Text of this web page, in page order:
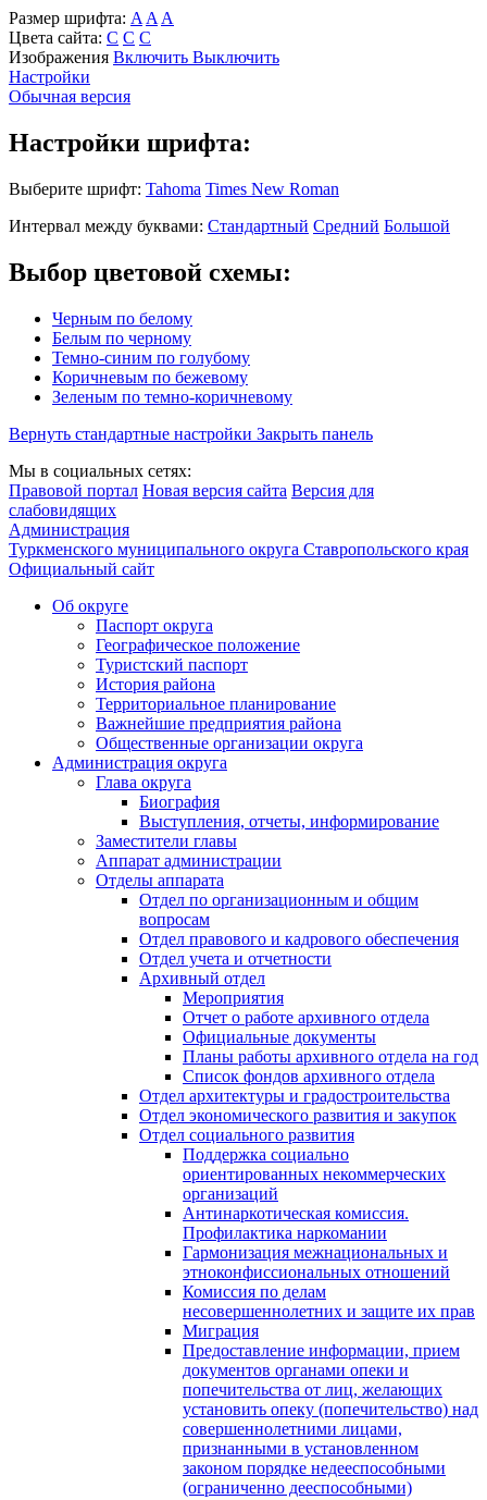
Размер шрифта: A A A
Цвета сайта: С С С
Изображения Включить Выключить
Настройки
Обычная версия
Настройки шрифта:
Выберите шрифт: Tahoma Times New Roman
Интервал между буквами: Стандартный Средний Большой
Выбор цветовой схемы:
Черным по белому
Белым по черному
Темно-синим по голубому
Коричневым по бежевому
Зеленым по темно-коричневому
Вернуть стандартные настройки Закрыть панель
Мы в социальных сетях:
Правовой портал Новая версия сайта Версия для
слабовидящих
Администрация
Туркменского муниципального округа Ставропольского края
Официальный сайт
Об округе
Паспорт округа
Географическое положение
Туристский паспорт
История района
Территориальное планирование
Важнейшие предприятия района
Общественные организации округа
Администрация округа
Глава округа
Биография
Выступления, отчеты, информирование
Заместители главы
Аппарат администрации
Отделы аппарата
Отдел по организационным и общим
вопросам
Отдел правового и кадрового обеспечения
Отдел учета и отчетности
Архивный отдел
Мероприятия
Отчет о работе архивного отдела
Официальные документы
Планы работы архивного отдела на год
Список фондов архивного отдела
Отдел архитектуры и градостроительства
Отдел экономического развития и закупок
Отдел социального развития
Поддержка социально
ориентированных некоммерческих
организаций
Антинаркотическая комиссия.
Профилактика наркомании
Гармонизация межнациональных и
этноконфиссиональных отношений
Комиссия по делам
несовершеннолетних и защите их прав
Миграция
Предоставление информации, прием
документов органами опеки и
попечительства от лиц, желающих
установить опеку (попечительство) над
совершеннолетними лицами,
признанными в установленном
законом порядке недееспособными
(ограниченно дееспособными)